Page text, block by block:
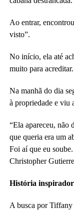
Ao entrar,
visto”.
No início, ela até
muito para acreditar.
Na manhã do dia
à propriedade e viu
“Ela apareceu, não
que queria era um
Foi aí que eu
Christopher
História
A busca por